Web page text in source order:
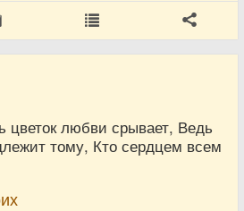
любви срывает, Ведь
тому, Кто сердцем всем